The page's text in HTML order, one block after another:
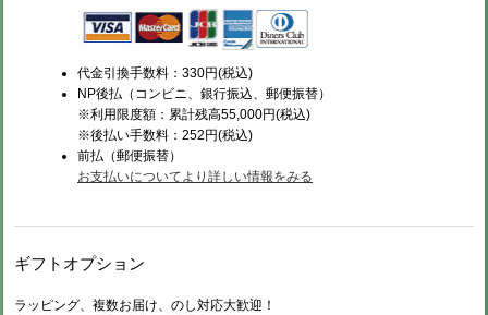
代金引換手数料：330円(税込)
NP後払（コンビニ、銀行振込、郵便振替）
※利用限度額：累計残高55,000円(税込)
※後払い手数料：252円(税込)
前払（郵便振替）
お支払いについてより詳しい情報をみる
ギフトオプション
ラッピング、複数お届け、のし対応大歓迎！